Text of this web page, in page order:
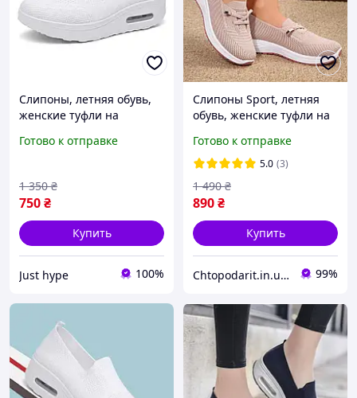
Слипоны, летняя обувь,
женские туфли на
мокасины размер 36,
Готово к отправке
750₴
1 350 ₴
Купить
Just hype 100%
Слипоны Sport, летняя
обувь, женские туфли на
мокасины размер 42,
розовые Код 00-0717
Готово к отправке
5.0 (3)
890₴
1 490 ₴
Купить
Chtopodarit.in.ua-інтернет-магазин цікавих подарунків 99%